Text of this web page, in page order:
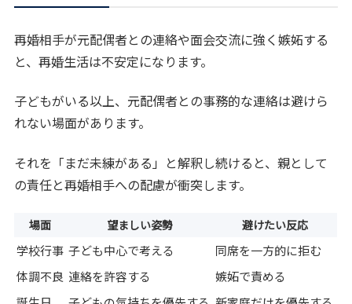
再婚相手が元配偶者との連絡や面会交流に強く嫉妬する
と、再婚生活は不安定になります。
子どもがいる以上、元配偶者との事務的な連絡は避けら
れない場面があります。
それを「まだ未練がある」と解釈し続けると、親として
の責任と再婚相手への配慮が衝突します。
場面 望ましい姿勢 避けたい反応
学校行事 子ども中心で考える
同席を一方的に拒む
体調不良 連絡を許容する
嫉妬で責める